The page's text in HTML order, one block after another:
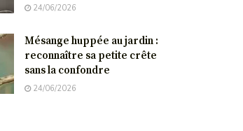
24/06/2026
Mésange huppée au jardin :
reconnaître sa petite crête
sans la confondre
24/06/2026